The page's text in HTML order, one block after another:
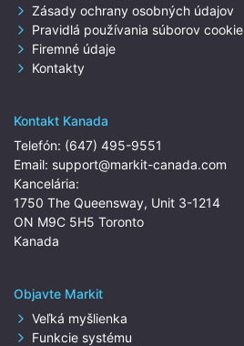
Zásady ochrany osobných údajov
Pravidlá používania súborov cookie
Firemné údaje
Kontakty
Kontakt Kanada
Telefón: (647) 495-9551
Email: support@markit-canada.com
Kancelária:
1750 The Queensway, Unit 3-1214
ON M9C 5H5 Toronto
Kanada
Objavte Markit
Veľká myšlienka
Funkcie systému